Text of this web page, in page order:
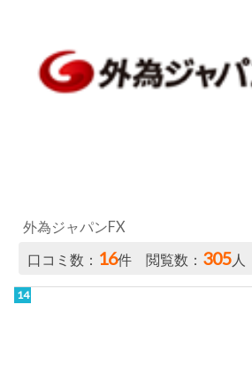
外為ジャパンFX
口コミ数： 16件 閲覧数： 305人